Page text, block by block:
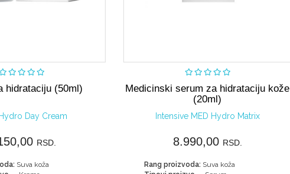
hidrataciju (50ml)
Day Cream
RSD.
Suva koža
Medicinski serum za hidrataciju kože
(20ml)
Intensive MED Hydro Matrix
8.990,00 RSD.
Rang proizvoda: Suva koža